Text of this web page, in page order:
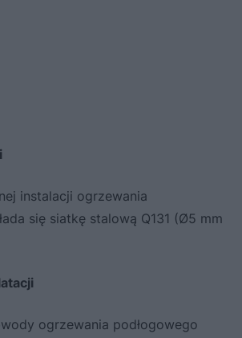
instalacji ogrzewania
się siatkę stalową Q131 (Ø5 mm
ogrzewania podłogowego